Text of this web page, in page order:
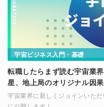
宇宙ビジネス入門・基礎
転職したらまず読む宇宙業
星、地上局のオリジナル因
宇宙業界に新しくジョインいた